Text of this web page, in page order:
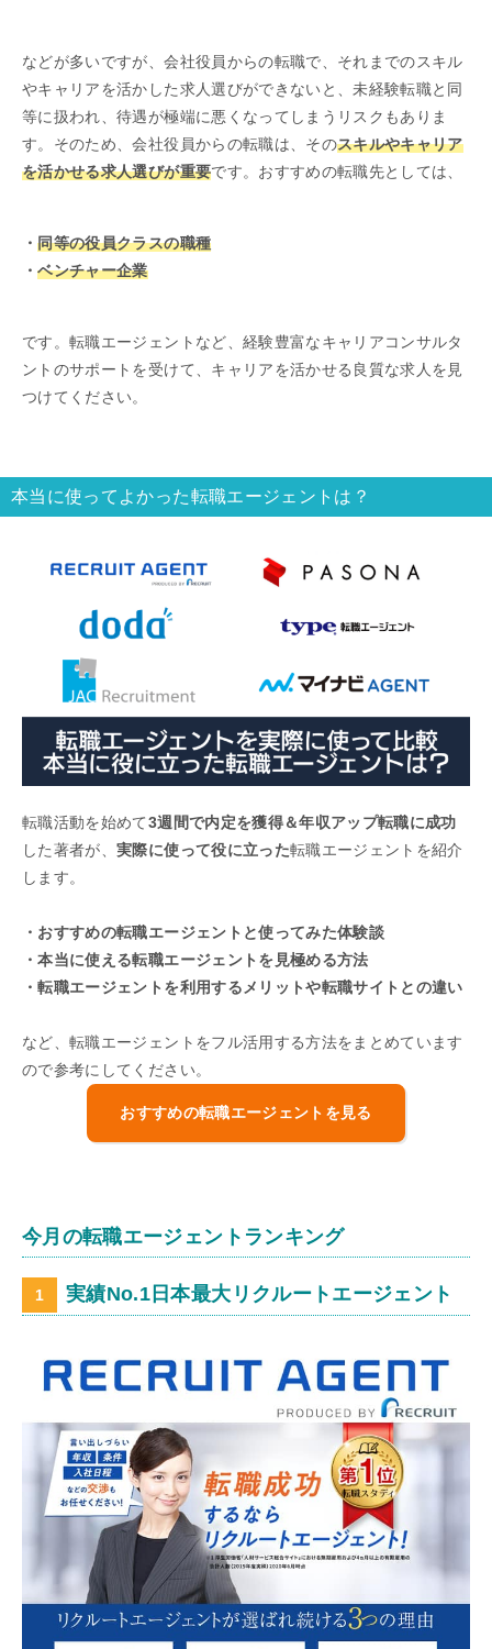
などが多いですが、会社役員からの転職で、それまでのスキル
やキャリアを活かした求人選びができないと、未経験転職と同
等に扱われ、待遇が極端に悪くなってしまうリスクもありま
す。そのため、会社役員からの転職は、そのスキルやキャリア
を活かせる求人選びが重要です。おすすめの転職先としては、
・同等の役員クラスの職種
・ベンチャー企業
です。転職エージェントなど、経験豊富なキャリアコンサルタ
ントのサポートを受けて、キャリアを活かせる良質な求人を見
つけてください。
本当に使ってよかった転職エージェントは？
転職活動を始めて3週間で内定を獲得＆年収アップ転職に成功
した著者が、実際に使って役に立った転職エージェントを紹介
します。
・おすすめの転職エージェントと使ってみた体験談
・本当に使える転職エージェントを見極める方法
・転職エージェントを利用するメリットや転職サイトとの違い
など、転職エージェントをフル活用する方法をまとめています
ので参考にしてください。
おすすめの転職エージェントを見る
今月の転職エージェントランキング
実績No.1日本最大リクルートエージェント